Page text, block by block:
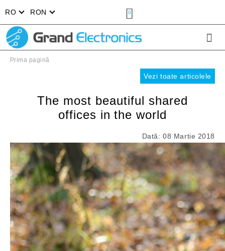
RO RON 0
Prima pagină
Vezi toate articolele
The most beautiful shared
offices in the world
Dată: 08 Martie 2018